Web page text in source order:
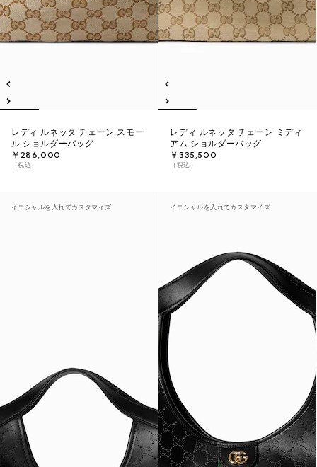
レディ ルネッタ チェーン スモー
ル ショルダーバッグ
￥286,000
（税込）
レディ ルネッタ チェーン ミディ
アム ショルダーバッグ
￥335,500
（税込）
イニシャルを入れてカスタマイズ イニシャルを入れてカスタマイズ